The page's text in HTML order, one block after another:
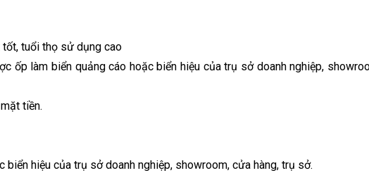
tốt, tuổi thọ sử dụng cao
ốp làm biển quảng cáo hoặc biển hiệu của trụ sở doanh nghiệp,
tiền.
hiệu của trụ sở doanh nghiệp, showroom, cửa hàng, trụ sở.